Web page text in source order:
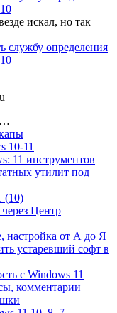
искал, но так
службу определения
10-11
11 инструментов
утилит под
(10)
Центр
настройка от А до Я
устаревший софт в
с Windows 11
комментарии